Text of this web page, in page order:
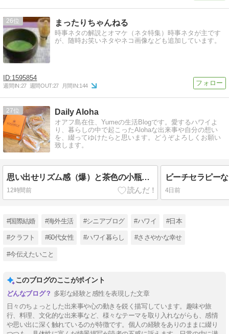
26 まったりちゃんねる
時事ネタの解説とオマケ（ネタ特集）時事ネタが主です
が、随時お笑いネタやネコ画像なども追加しています。
1595854
週間IN:27 週間OUT:27 月間IN:144
27 Daily Aloha
オアフ島在住、Yumeの生活Blogです。愛するハワイよ
り、暮らしの中で起こったAlohaな出来事や自分の想い
を、綴ってゆけたらと思います。どうぞよろしくお願い
致します。
思い出せリズム感（爆）と茶色の小瓶。/New Openのクッキー屋さん♪
12時間前
ビーチセラピー
4日前
#国際結婚 #海外生活 #シニアブログ #ハワイ #日本
#クラフト #60代女性 #ハワイ暮らし #ささやかな幸せ
#今伝えたいこと
このブログのここがポイント
多彩な経験と感性を表現した文章
日々のちょっとした出来事や心の動きを鋭く描写しています。趣味や旅
行、料理、文化的な出来事など、様々なテーマを取り入れながらも、感情
や思い出に深く触れているのが特徴です。個人の経験をありのままに綴り